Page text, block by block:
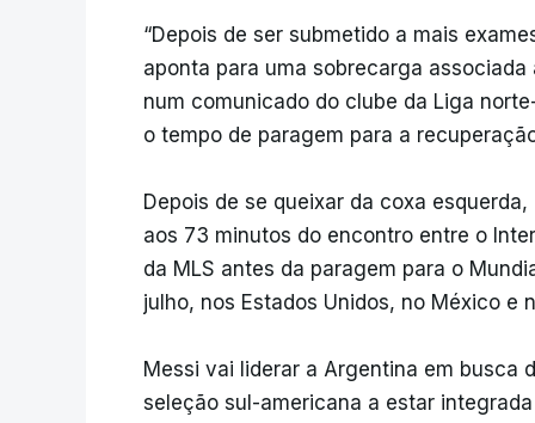
“Depois de ser submetido a mais
aponta para uma sobrecarga
num comunicado do clube da Liga
o tempo de paragem para a
Depois de se queixar da coxa
aos 73 minutos do encontro entre o
da MLS antes da paragem para o
julho, nos Estados Unidos, no México e
Messi vai liderar a Argentina em busca
seleção sul-americana a estar